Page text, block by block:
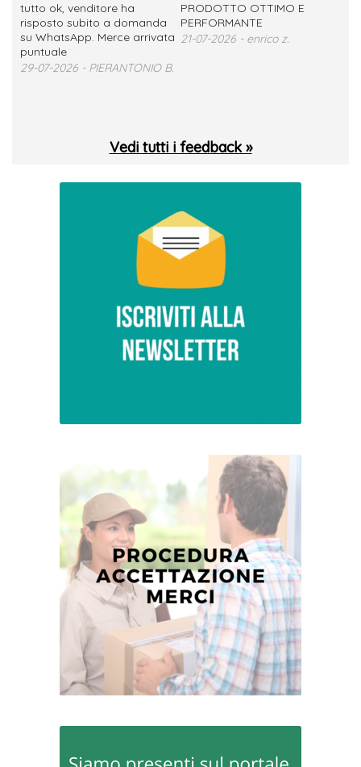
tutto ok, venditore ha
risposto subito a domanda
su WhatsApp. Merce arrivata
puntuale
29-07-2026 - PIERANTONIO B.
PRODOTTO OTTIMO E
PERFORMANTE
21-07-2026 - enrico z.
Vedi tutti i feedback »